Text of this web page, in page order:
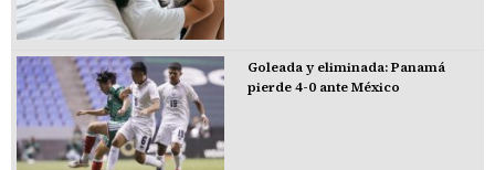
Goleada y eliminada: Panamá
pierde 4-0 ante México